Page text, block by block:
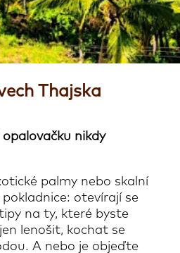
Thajska
nikdy
palmy nebo skalní
otevírají se
na ty, které byste
lenošit, kochat se
A nebo je objeďte